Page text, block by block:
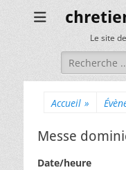
Le site
Rechercher :
Accueil »
Messe
Date/heure